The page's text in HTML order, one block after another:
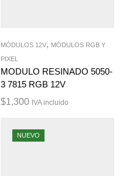
MÓDULOS 12V, MÓDULOS RGB Y
PIXEL
MODULO RESINADO 5050-
3 7815 RGB 12V
$1,300 IVA incluido
NUEVO